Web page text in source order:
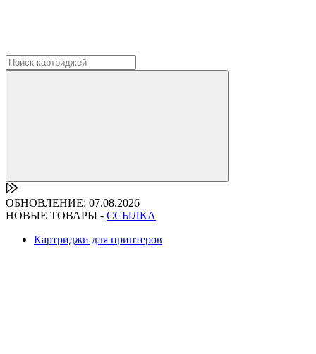
ОБНОВЛЕНИЕ: 07.08.2026
НОВЫЕ ТОВАРЫ - ССЫЛКА
Картриджи для принтеров